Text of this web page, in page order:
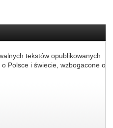
tekstów opublikowanych
Polsce i świecie, wzbogacone o